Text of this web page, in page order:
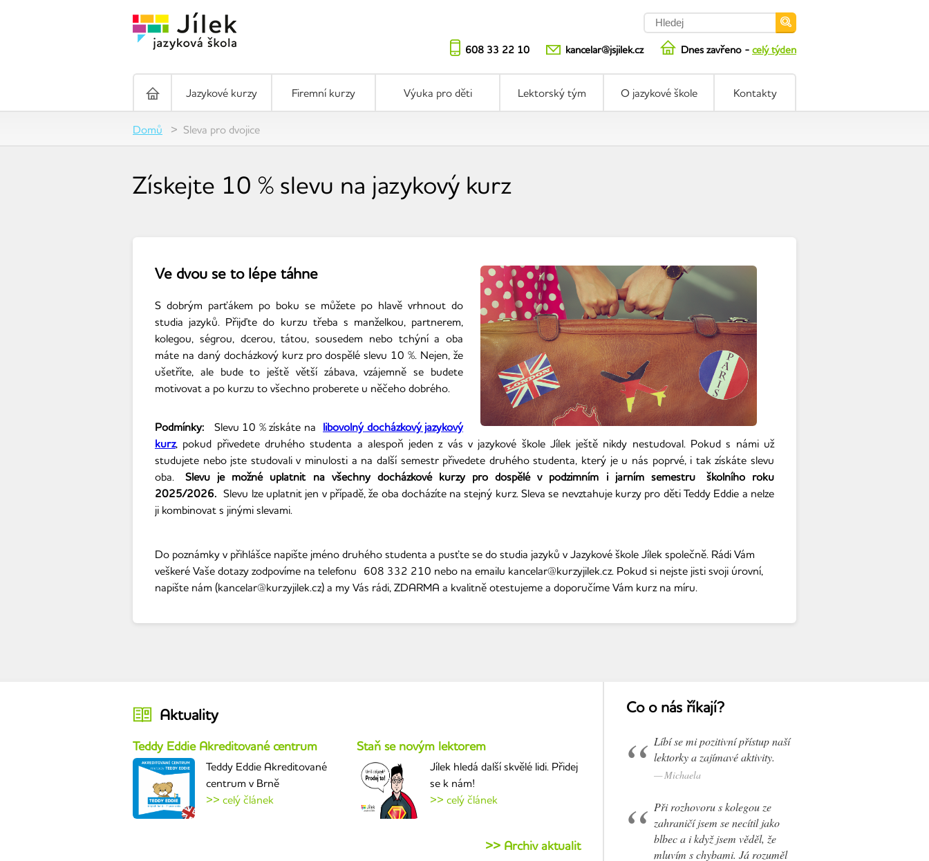
608 33 22 10 kancelar@jsjilek.cz Dnes zavřeno - celý týden
Jazykové kurzy Firemní kurzy Výuka pro děti Lektorský tým O jazykové škole Kontakty
Domů Sleva pro dvojice
Získejte 10 % slevu na jazykový kurz
Ve dvou se to lépe táhne
S dobrým parťákem po boku se můžete po hlavě vrhnout do
studia jazyků. Přijďte do kurzu třeba s manželkou, partnerem,
kolegou, ségrou, dcerou, tátou, sousedem nebo tchýní a oba
máte na daný docházkový kurz pro dospělé slevu 10 %. Nejen, že
ušetříte, ale bude to ještě větší zábava, vzájemně se budete
motivovat a po kurzu to všechno proberete u něčeho dobrého.
Podmínky: Slevu 10 % získáte na libovolný docházkový jazykový
kurz, pokud přivedete druhého studenta a alespoň jeden z vás v jazykové škole Jílek ještě nikdy nestudoval. Pokud s námi už
studujete nebo jste studovali v minulosti a na další semestr přivedete druhého studenta, který je u nás poprvé, i tak získáte slevu
oba.Slevu je možné uplatnit na všechny docházkové kurzy pro dospělé v podzimním i jarním semestru
školního roku
2025/2026. Slevu lze uplatnit jen v případě, že oba docházíte na stejný kurz. Sleva se nevztahuje kurzy pro děti Teddy Eddie a nelze
ji kombinovat s jinými slevami.
Do poznámky v přihlášce napište jméno druhého studenta a pusťte se do studia jazyků v Jazykové škole Jílek společně. Rádi Vám
veškeré Vaše dotazy zodpovíme na telefonu 608 332 210 nebo na emailu kancelar@kurzyjilek.cz. Pokud si nejste jisti svoji úrovní,
napište nám (kancelar@kurzyjilek.cz) a my Vás rádi, ZDARMA a kvalitně otestujeme a doporučíme Vám kurz na míru.
Aktuality
Teddy Eddie Akreditované centrum
Teddy Eddie Akreditované
centrum v Brně
>> celý článek
Staň se novým lektorem
Jílek hledá další skvělé lidi. Přidej
se k nám!
>> celý článek
>> Archiv aktualit
Co o nás říkají?
Líbí se mi pozitivní přístup naší
lektorky a zajímavé aktivity.
Michaela
Při rozhovoru s kolegou ze
zahraničí jsem se necítil jako
blbec a i když jsem věděl, že
mluvím s chybami. Já rozuměl